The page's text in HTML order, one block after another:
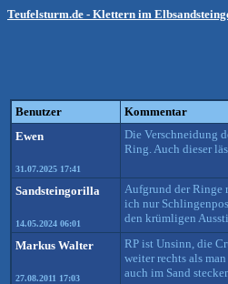
Teufelsturm.de - Klettern im
Benutzer Kommentar
Ewen
31.07.2025 17:41
Die Verschneidung
Ring. Auch dieser
Sandsteingorilla
14.05.2024 06:01
Aufgrund der Ringe
ich nur
den krümligen
Markus Walter
27.08.2011 17:03
RP ist Unsinn, die
weiter rechts als
auch im Sand